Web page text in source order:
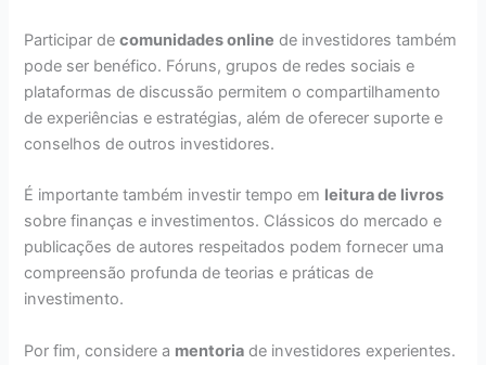
Participar decomunidades online de investidores também
pode ser benéfico. Fóruns, grupos de redes sociais e
plataformas de discussão permitem o compartilhamento
de experiências e estratégias, além de oferecer suporte e
conselhos de outros investidores.
É importante também investir tempo em leitura de livros
sobre finanças e investimentos. Clássicos do mercado e
publicações de autores respeitados podem fornecer uma
compreensão profunda de teorias e práticas de
investimento.
Por fim, considere a mentoria de investidores experientes.